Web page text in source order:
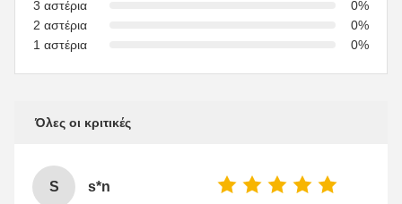
3 αστέρια
0%
2 αστέρια
0%
1 αστέρια
0%
Όλες οι κριτικές
S s*n